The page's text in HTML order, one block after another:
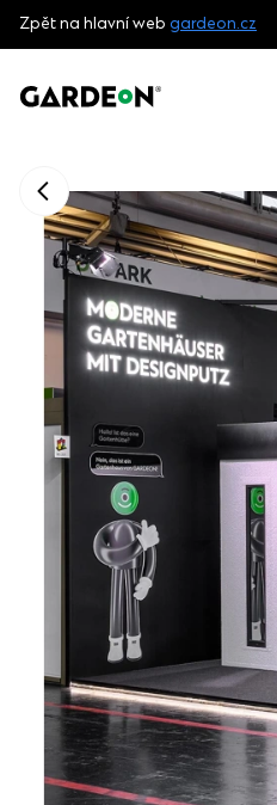
Zpět na hlavní web gardeon.cz